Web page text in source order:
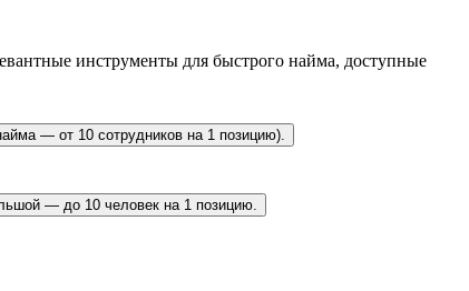
инструменты для быстрого найма, доступные
— от 10 сотрудников на 1 позицию).
— до 10 человек на 1 позицию.